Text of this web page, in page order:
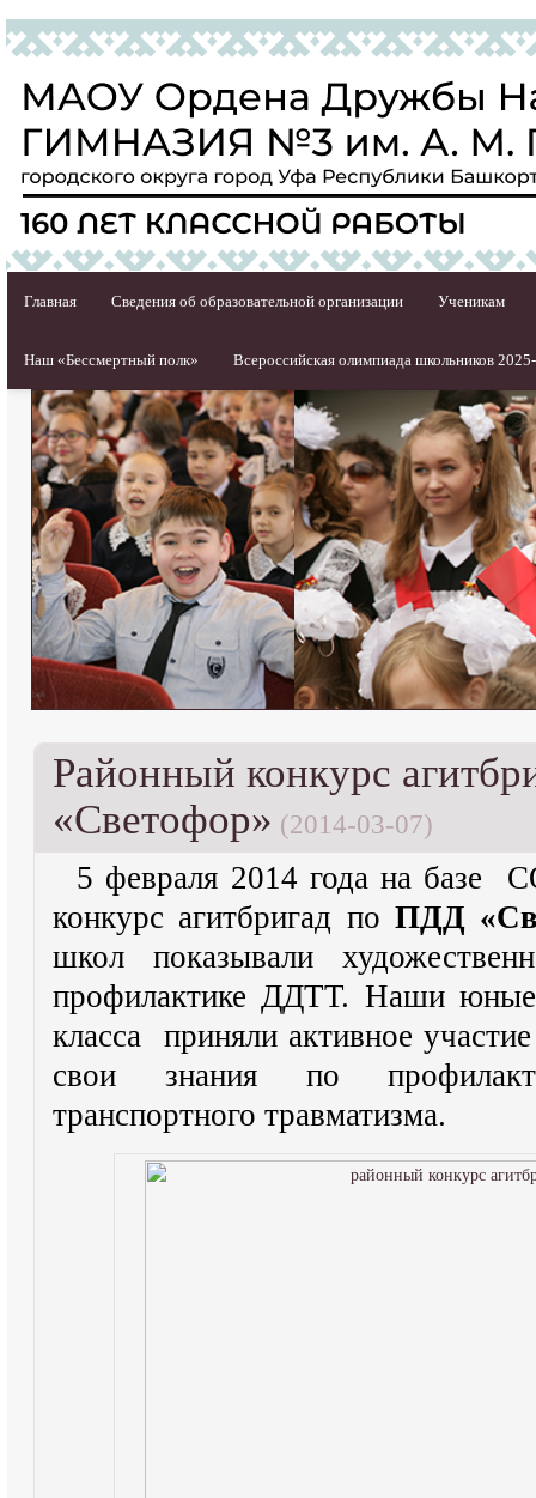
Главная Сведения об образовательной организации Ученикам
Наш «Бессмертный полк» Всероссийская олимпиада школьников
Районный конкурс
«Светофор» (2014-03-07)
5 февраля 2014 года на
конкурс агитбригад по ПДД
школ показывали
профилактике ДДТТ. Наши
класса приняли активное
свои знания по
транспортного травматизма.